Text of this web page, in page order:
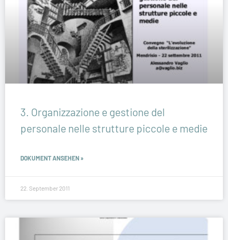
3. Organizzazione e gestione del
personale nelle strutture piccole e medie
DOKUMENT ANSEHEN »
22. September 2011